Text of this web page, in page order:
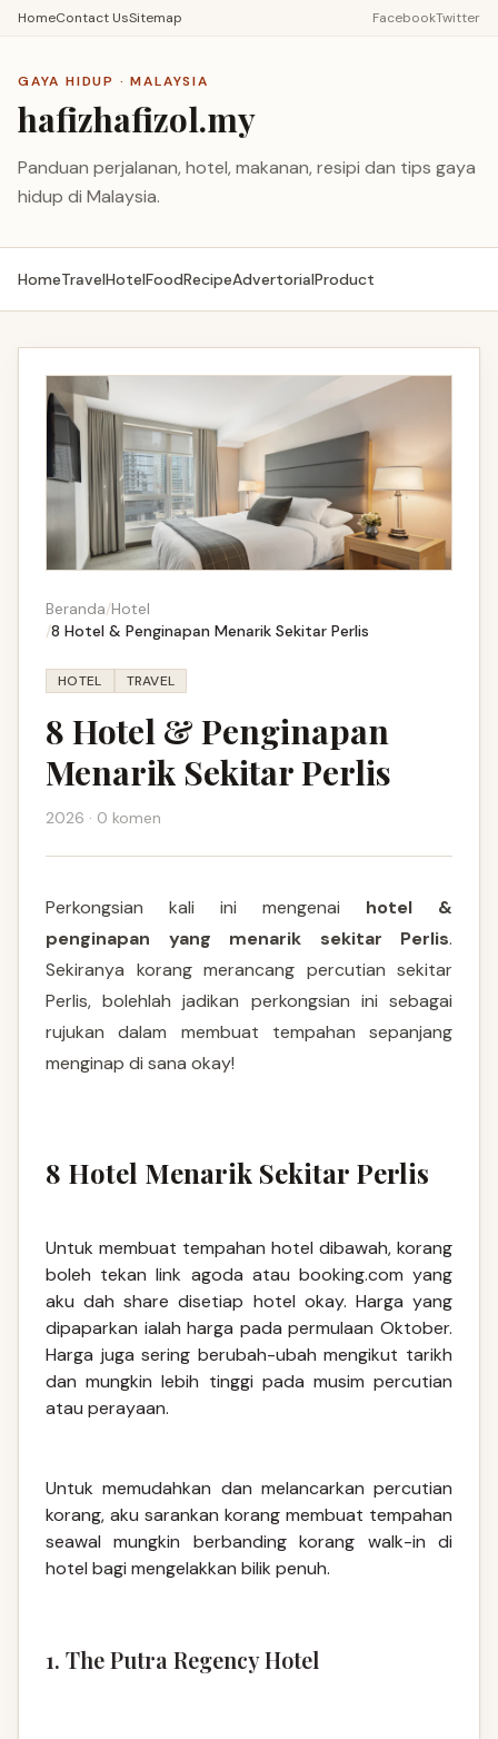
HomeContact UsSitemap FacebookTwitter
GAYA HIDUP · MALAYSIA
hafizhafizol.my
Panduan perjalanan, hotel, makanan, resipi dan tips gaya
hidup di Malaysia.
HomeTravelHotelFoodRecipeAdvertorialProduct
Beranda/Hotel
/8 Hotel & Penginapan Menarik Sekitar Perlis
HOTEL TRAVEL
8 Hotel & Penginapan
Menarik Sekitar Perlis
2026 · 0 komen
Perkongsian kali ini mengenai hotel &
penginapan yang menarik sekitar Perlis.
Sekiranya korang merancang percutian sekitar
Perlis, bolehlah jadikan perkongsian ini sebagai
rujukan dalam membuat tempahan sepanjang
menginap di sana okay!
8 Hotel Menarik Sekitar Perlis
Untuk membuat tempahan hotel dibawah, korang
boleh tekan link agoda atau booking.com yang
aku dah share disetiap hotel okay. Harga yang
dipaparkan ialah harga pada permulaan Oktober.
Harga juga sering berubah-ubah mengikut tarikh
dan mungkin lebih tinggi pada musim percutian
atau perayaan.
Untuk memudahkan dan melancarkan percutian
korang, aku sarankan korang membuat tempahan
seawal mungkin berbanding korang walk-in di
hotel bagi mengelakkan bilik penuh.
1. The Putra Regency Hotel